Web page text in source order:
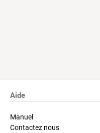
Aide
Manuel
Contactez nous